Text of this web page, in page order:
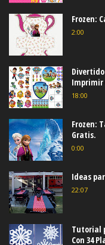
Frozen:
2:00
Imprimir
18:00
Frozen:
Gratis.
0:00
Ideas
22:07
Tutorial
Con 34